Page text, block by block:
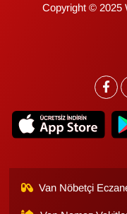
Copyright © 2025
Van Nöbetçi